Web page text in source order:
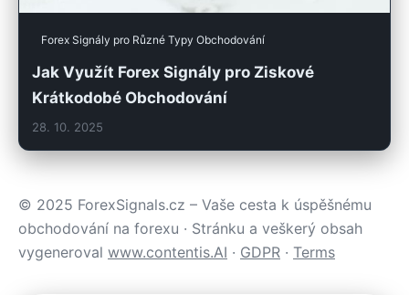
Forex Signály pro Různé Typy Obchodování
Jak Využít Forex Signály pro Ziskové
Krátkodobé Obchodování
28. 10. 2025
© 2025 ForexSignals.cz – Vaše cesta k úspěšnému
obchodování na forexu · Stránku a veškerý obsah
vygeneroval www.contentis.AI · GDPR · Terms